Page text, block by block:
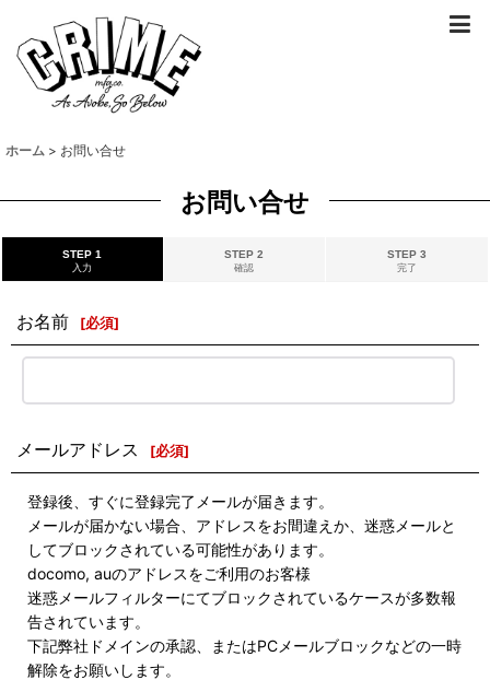
ホーム > お問い合せ
お問い合せ
STEP 1
入力
STEP 2
確認
STEP 3
完了
お名前 [必須]
メールアドレス [必須]
登録後、すぐに登録完了メールが届きます。
メールが届かない場合、アドレスをお間違えか、迷惑メールと
してブロックされている可能性があります。
docomo, auのアドレスをご利用のお客様
迷惑メールフィルターにてブロックされているケースが多数報
告されています。
下記弊社ドメインの承認、またはPCメールブロックなどの一時
解除をお願いします。